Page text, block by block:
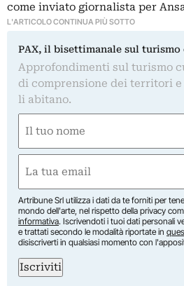
come inviato giornalista per
L'ARTICOLO CONTINUA PIÙ SOTTO
PAX, il bisettimanale sul
Approfondimenti sul turismo
di comprensione dei territori
li abitano.
(Required)
First
(Required)
Artribune Srl utilizza i dati da te forniti per
mondo dell'arte, nel rispetto della privacy
informativa. Iscrivendoti i tuoi dati personali
e trattati secondo le modalità riportate in
disiscriverti in qualsiasi momento con
Iscriviti